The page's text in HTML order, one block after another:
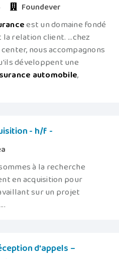
Foundever
est un domaine fondé
relation client. ...chez
nous accompagnons
développent une
automobile,
- h/f -
à la recherche
en acquisition pour
sur un projet
...
d'appels –